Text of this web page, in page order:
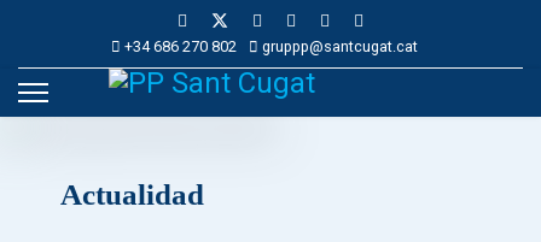
+34 686 270 802 gruppp@santcugat.cat
Actualidad